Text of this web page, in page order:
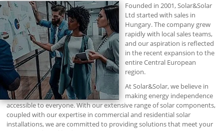
Founded in 2001, Solar&Solar
Ltd started with sales in
Hungary. The company grew
rapidly with local sales teams,
and our aspiration is reflected
in the recent expansion to the
entire Central European
region.
At Solar&Solar, we believe in
making energy independence
accessible to everyone. With our extensive range of solar components,
coupled with our expertise in commercial and residential solar
installations, we are committed to providing solutions that meet your